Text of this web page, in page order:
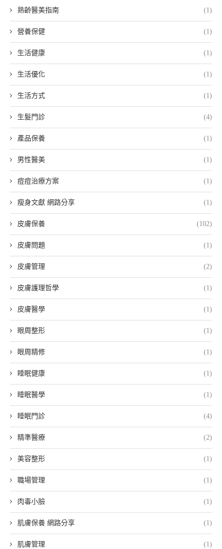
熟齡醫美指南 (1)
營養保健 (1)
生活健康 (1)
生活優化 (1)
生活方式 (1)
生髮門診 (4)
產品保養 (1)
男性醫美 (1)
痘痘治療方案 (1)
瘦身文獻 網路分享 (1)
皮膚保養 (102)
皮膚問題 (1)
皮膚管理 (2)
皮膚護理哲學 (1)
皮膚醫學 (1)
眼周整形 (1)
眼周精修 (1)
睡眠健康 (1)
睡眠醫學 (1)
睡眠門診 (4)
精準醫療 (2)
美容整形 (1)
職場管理 (1)
肉毒小臉 (1)
肌膚保養 網路分享 (1)
肌膚管理 (1)